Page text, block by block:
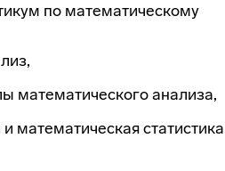
по математическому
математического анализа,
математическая статистика